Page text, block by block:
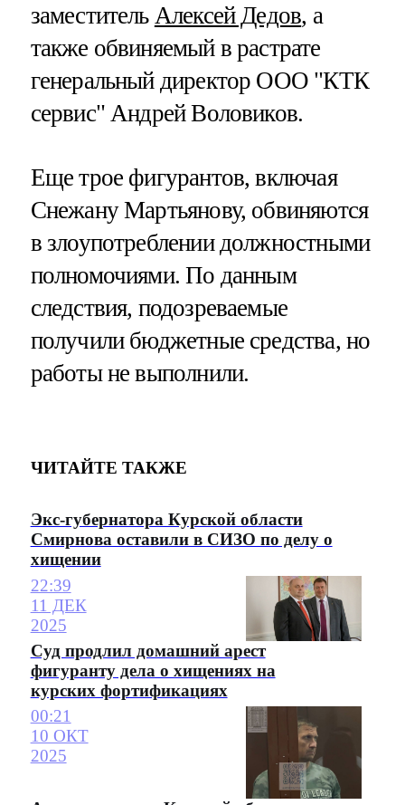
заместитель Алексей Дедов, а
также обвиняемый в растрате
генеральный директор ООО "КТК
сервис" Андрей Воловиков.
Еще трое фигурантов, включая
Снежану Мартьянову, обвиняются
в злоупотреблении должностными
полномочиями. По данным
следствия, подозреваемые
получили бюджетные средства, но
работы не выполнили.
ЧИТАЙТЕ ТАКЖЕ
Экс-губернатора Курской области
Смирнова оставили в СИЗО по делу о
хищении
22:39
11 ДЕК
2025
Суд продлил домашний арест
фигуранту дела о хищениях на
курских фортификациях
00:21
10 ОКТ
2025